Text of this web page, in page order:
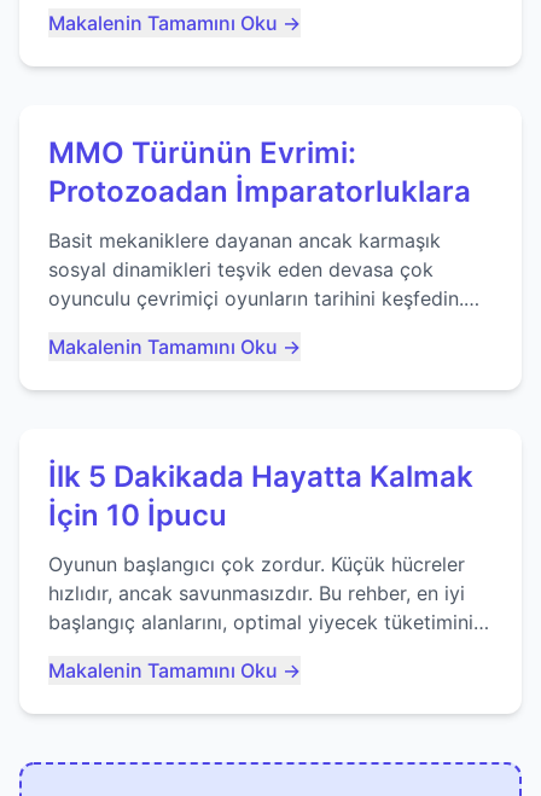
ustalaşacağınızı öğrenin...
Makalenin Tamamını Oku →
MMO Türünün Evrimi:
Protozoadan İmparatorluklara
Basit mekaniklere dayanan ancak karmaşık
sosyal dinamikleri teşvik eden devasa çok
oyunculu çevrimiçi oyunların tarihini keşfedin.
Makalenin Tamamını Oku →
İlk 5 Dakikada Hayatta Kalmak
İçin 10 İpucu
Oyunun başlangıcı çok zordur. Küçük hücreler
hızlıdır, ancak savunmasızdır. Bu rehber, en iyi
başlangıç alanlarını, optimal yiyecek tüketimini
kaçınacağınızı anlatıyor...
Makalenin Tamamını Oku →